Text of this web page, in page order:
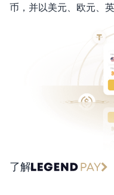
币，并以美元、欧元、
了解